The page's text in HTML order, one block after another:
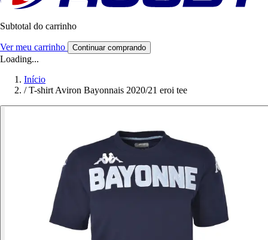
Subtotal do carrinho
Ver meu carrinho Continuar comprando
Loading...
Início
/ T-shirt Aviron Bayonnais 2020/21 eroi tee